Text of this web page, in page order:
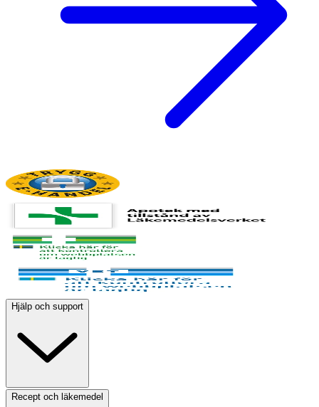
Hjälp och support
Recept och läkemedel